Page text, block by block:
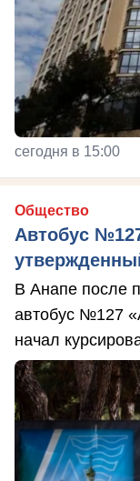
сегодня в 15:00
Общество
Автобус
В Анапе после
автобус №127
начал